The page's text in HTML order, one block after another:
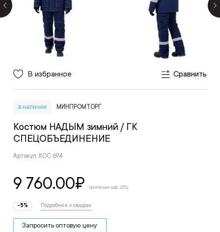
В избранное Сравнить
в наличии МИНПРОМТОРГ
Костюм НАДЫМ зимний / ГК
СПЕЦОБЪЕДИНЕНИЕ
Артикул: КОС 694
9 760.00₽ (включая ндс 22%)
-5% Подробнее о скидках
Запросить оптовую цену